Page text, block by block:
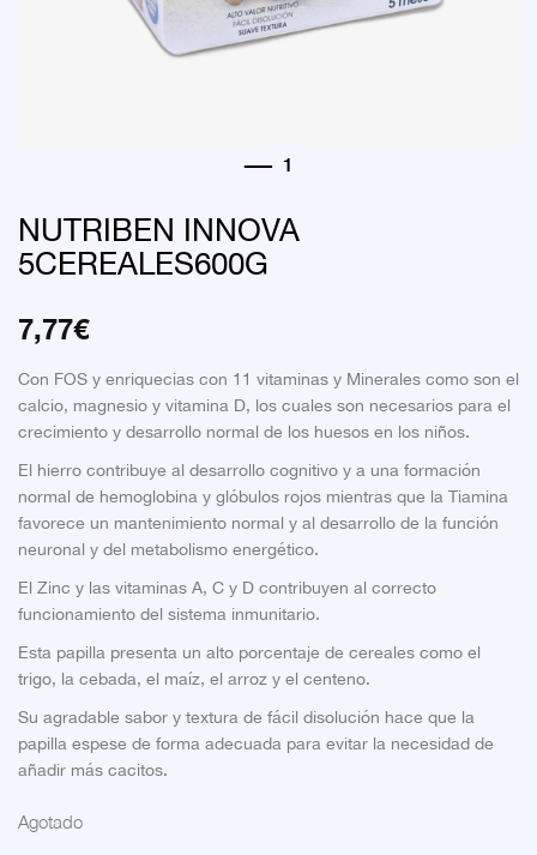
NUTRIBEN INNOVA
5CEREALES600G
7,77€
Con FOS y enriquecias con 11 vitaminas y Minerales como son el
calcio, magnesio y vitamina D, los cuales son necesarios para el
crecimiento y desarrollo normal de los huesos en los niños.
El hierro contribuye al desarrollo cognitivo y a una formación
normal de hemoglobina y glóbulos rojos mientras que la Tiamina
favorece un mantenimiento normal y al desarrollo de la función
neuronal y del metabolismo energético.
El Zinc y las vitaminas A, C y D contribuyen al correcto
funcionamiento del sistema inmunitario.
Esta papilla presenta un alto porcentaje de cereales como el
trigo, la cebada, el maíz, el arroz y el centeno.
Su agradable sabor y textura de fácil disolución hace que la
papilla espese de forma adecuada para evitar la necesidad de
añadir más cacitos.
Agotado